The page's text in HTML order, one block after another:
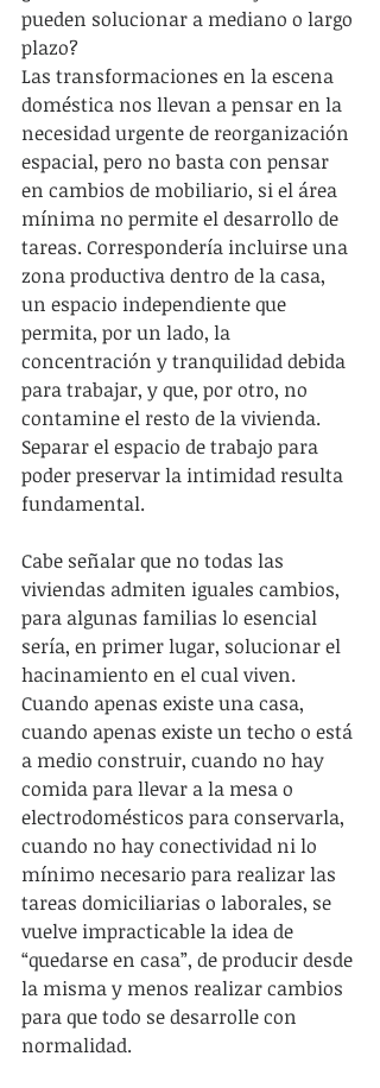
pueden solucionar a mediano o largo
plazo?
Las transformaciones en la escena
doméstica nos llevan a pensar en la
necesidad urgente de reorganización
espacial, pero no basta con pensar
en cambios de mobiliario, si el área
mínima no permite el desarrollo de
tareas. Correspondería incluirse una
zona productiva dentro de la casa,
un espacio independiente que
permita, por un lado, la
concentración y tranquilidad debida
para trabajar, y que, por otro, no
contamine el resto de la vivienda.
Separar el espacio de trabajo para
poder preservar la intimidad resulta
fundamental.
Cabe señalar que no todas las
viviendas admiten iguales cambios,
para algunas familias lo esencial
sería, en primer lugar, solucionar el
hacinamiento en el cual viven.
Cuando apenas existe una casa,
cuando apenas existe un techo o está
a medio construir, cuando no hay
comida para llevar a la mesa o
electrodomésticos para conservarla,
cuando no hay conectividad ni lo
mínimo necesario para realizar las
tareas domiciliarias o laborales, se
vuelve impracticable la idea de
“quedarse en casa”, de producir desde
la misma y menos realizar cambios
para que todo se desarrolle con
normalidad.